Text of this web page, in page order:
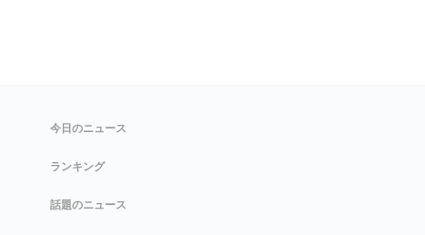
今日のニュース
ランキング
話題のニュース